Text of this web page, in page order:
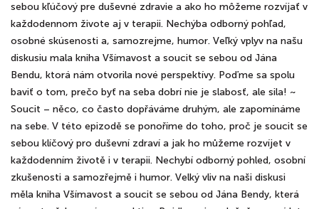
sebou kľúčový pre duševné zdravie a ako ho môžeme rozvíjať v
každodennom živote aj v terapii. Nechýba odborný pohľad,
osobné skúsenosti a, samozrejme, humor. Veľký vplyv na našu
diskusiu mala kniha Všímavost a soucit se sebou od Jána
Bendu, ktorá nám otvorila nové perspektívy. Poďme sa spolu
baviť o tom, prečo byť na seba dobrí nie je slabosť, ale sila! ~
Soucit – něco, co často dopřáváme druhým, ale zapomínáme
na sebe. V této epizodě se ponoříme do toho, proč je soucit se
sebou klíčový pro duševní zdraví a jak ho můžeme rozvíjet v
každodenním životě i v terapii. Nechybí odborný pohled, osobní
zkušenosti a samozřejmě i humor. Velký vliv na naši diskusi
měla kniha Všímavost a soucit se sebou od Jána Bendy, která